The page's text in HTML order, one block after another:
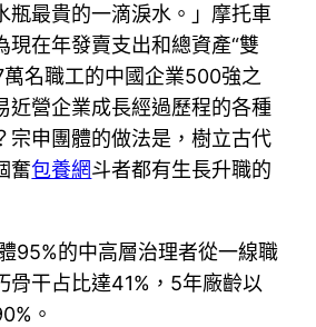
瓶最貴的一滴淚水。」摩托車
現在年發賣支出和總資產“雙
名職工的中國企業500強之
近營企業成長經過歷程的各種
宗申團體的做法是，樹立古代
奮包養網斗者都有生長升職的
95%的中高層治理者從一線職
骨干占比達41%，5年廠齡以
。